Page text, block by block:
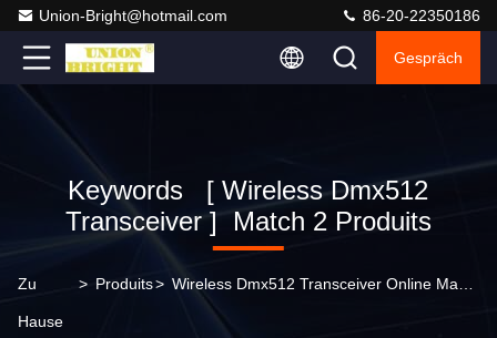
Union-Bright@hotmail.com 86-20-22350186
Gespräch
Keywords [ Wireless Dmx512
Transceiver ] Match 2 Produits
Zu
Hause
> Produits>